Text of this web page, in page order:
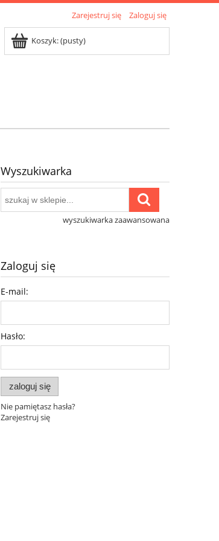
Zarejestruj się Zaloguj się
Koszyk:(pusty)
Wyszukiwarka
wyszukiwarka zaawansowana
Zaloguj się
E-mail:
Hasło:
zaloguj się
Nie pamiętasz hasła?
Zarejestruj się